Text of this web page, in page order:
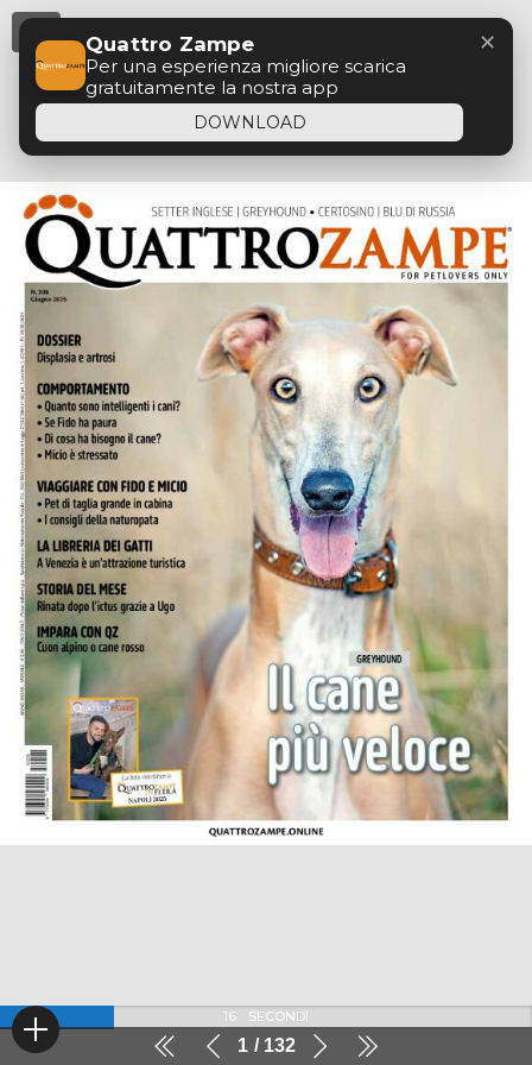
1 132
16 SECONDI
Quattro Zampe
Per una esperienza migliore scarica
gratuitamente la nostra app
DOWNLOAD
✕
Menu